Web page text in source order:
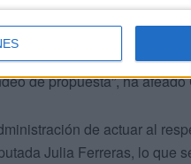
de propuesta”, ha
de actuar al
Julia Ferreras, lo que